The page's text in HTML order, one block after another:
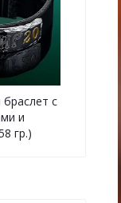
с
и
гр.)